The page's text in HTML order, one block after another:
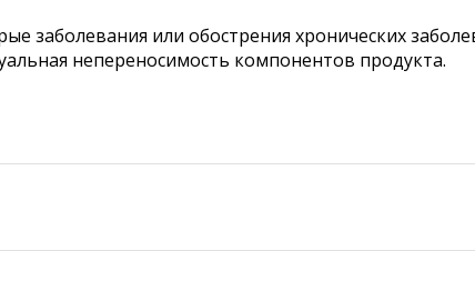
заболевания или обострения хронических
непереносимость компонентов продукта.